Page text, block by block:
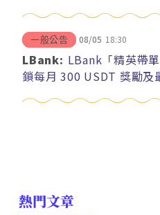
一般公告 08/05 18:30
LBank: LBank「精英帶
鎖每月 300 USDT 獎勵及
熱門文章